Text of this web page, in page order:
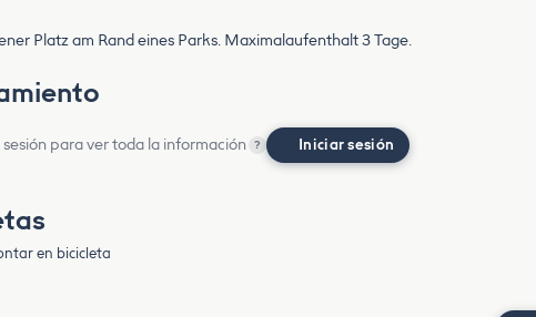
Platz am Rand eines Parks. Maximalaufenthalt 3 Tage.
sesión para ver toda la información ? Iniciar sesión
en bicicleta